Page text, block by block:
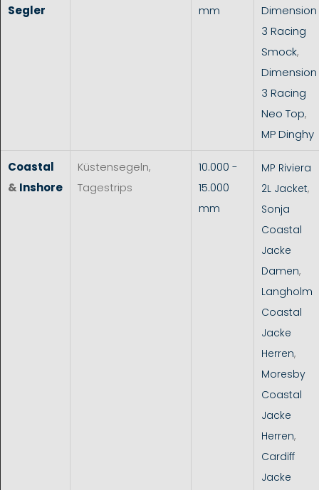
Segler mm
Dimension
3 Racing
Smock,
Dimension
3 Racing
Neo Top,
MP Dinghy
Coastal
& Inshore
Küstensegeln,
Tagestrips
10.000 -
15.000
mm
MP Riviera
2L Jacket,
Sonja
Coastal
Jacke
Damen,
Langholm
Coastal
Jacke
Herren,
Moresby
Coastal
Jacke
Herren,
Cardiff
Jacke